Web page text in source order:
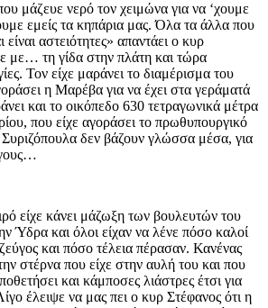
μάζευε νερό τον χειμώνα για να ‘χουμε
εμείς τα κηπάρια μας. Όλα τα άλλα που
είναι αστειότητες» απαντάει ο κυρ
με… τη γίδα στην πλάτη και τώρα
Τον είχε μαράνει το διαμέρισμα του
η Μαρέβα για να έχει στα γεράματά
και το οικόπεδο 630 τετραγωνικά μέτρα
που είχε αγοράσει το πρωθυπουργικό
δεν βάζουν γλώσσα μέσα, για
είχε κάνει μάζωξη των βουλευτών του
Ύδρα και όλοι είχαν να λένε πόσο καλοί
και πόσο τέλεια πέρασαν. Κανένας
στέρνα που είχε στην αυλή του και που
και κάμποσες λιάστρες έτσι για
έλειψε να μας πει ο κυρ Στέφανος ότι η